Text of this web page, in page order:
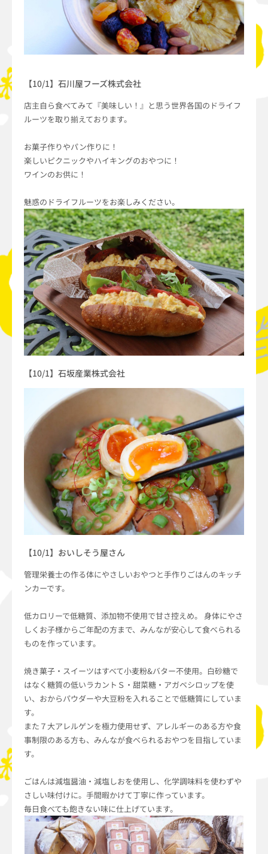
【10/1】石川屋フーズ株式会社
店主自ら食べてみて『美味しい！』と思う世界各国のドライフ
ルーツを取り揃えております。
お菓子作りやパン作りに！
楽しいピクニックやハイキングのおやつに！
ワインのお供に！
魅惑のドライフルーツをお楽しみください。
【10/1】石坂産業株式会社
【10/1】おいしそう屋さん
管理栄養士の作る体にやさしいおやつと手作りごはんのキッチ
ンカーです。
低カロリーで低糖質、添加物不使用で甘さ控えめ。 身体にやさ
しくお子様からご年配の方まで、みんなが安心して食べられる
ものを作っています。
焼き菓子・スイーツはすべて小麦粉&バター不使用。白砂糖で
はなく糖質の低いラカントＳ・甜菜糖・アガベシロップを使
い、おからパウダーや大豆粉を入れることで低糖質にしていま
す。
また７大アレルゲンを極力使用せず、アレルギーのある方や食
事制限のある方も、みんなが食べられるおやつを目指していま
す。
ごはんは減塩醤油・減塩しおを使用し、化学調味料を使わずや
さしい味付けに。手間暇かけて丁寧に作っています。
毎日食べても飽きない味に仕上げています。